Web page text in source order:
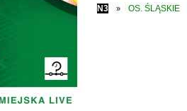
N3
» OS. ŚLĄSKIE